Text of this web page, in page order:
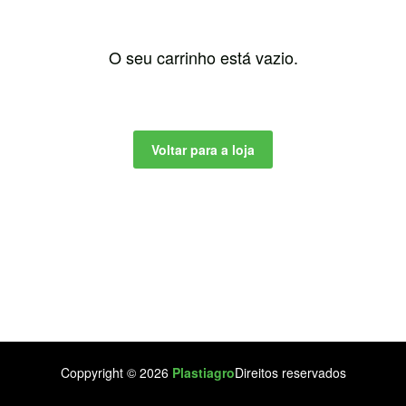
O seu carrinho está vazio.
Voltar para a loja
Coppyright © 2026 PlastiagroDireitos reservados